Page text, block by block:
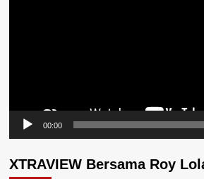
00:00
XTRAVIEW Bersama Roy